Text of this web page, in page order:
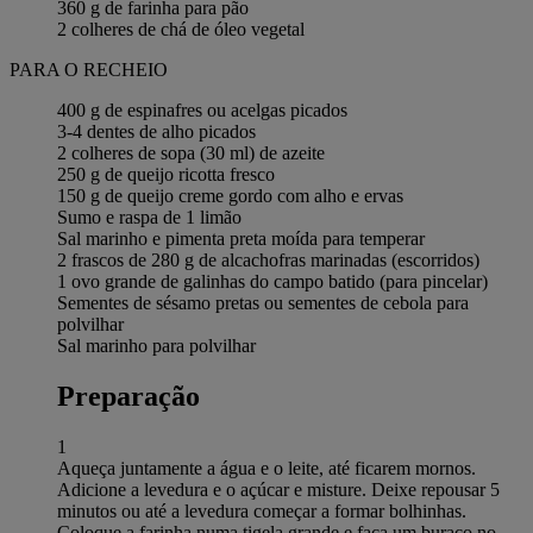
360 g de farinha para pão
2 colheres de chá de óleo vegetal
PARA O RECHEIO
400 g de espinafres ou acelgas picados
3-4 dentes de alho picados
2 colheres de sopa (30 ml) de azeite
250 g de queijo ricotta fresco
150 g de queijo creme gordo com alho e ervas
Sumo e raspa de 1 limão
Sal marinho e pimenta preta moída para temperar
2 frascos de 280 g de alcachofras marinadas (escorridos)
1 ovo grande de galinhas do campo batido (para pincelar)
Sementes de sésamo pretas ou sementes de cebola para
polvilhar
Sal marinho para polvilhar
Preparação
1
Aqueça juntamente a água e o leite, até ficarem mornos.
Adicione a levedura e o açúcar e misture. Deixe repousar 5
minutos ou até a levedura começar a formar bolhinhas.